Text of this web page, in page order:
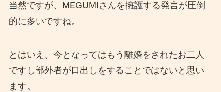
当然ですが、MEGUMIさんを擁護する発言が圧倒
的に多いですね。
とはいえ、今となってはもう離婚をされたお二人
ですし部外者が口出しをすることではないと思い
ます。